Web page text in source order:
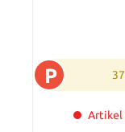
P
Artikel